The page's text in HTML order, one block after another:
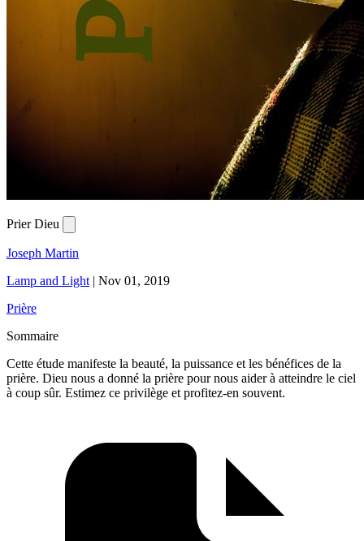
Prier Dieu
Joseph Martin
Lamp and Light | Nov 01, 2019
Prière
Sommaire
Cette étude manifeste la beauté, la puissance et les bénéfices de la
prière. Dieu nous a donné la prière pour nous aider à atteindre le ciel
à coup sûr. Estimez ce privilège et profitez-en souvent.